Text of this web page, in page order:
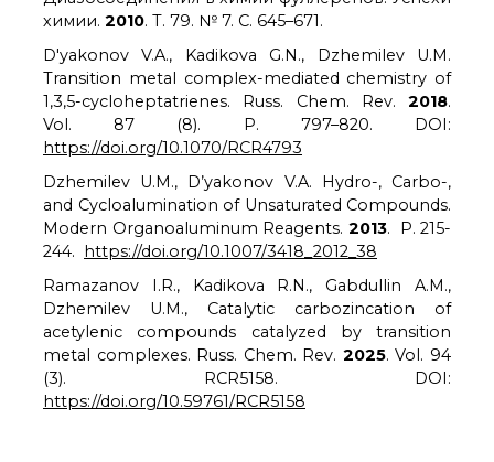
химии. 2010. Т. 79. № 7. С. 645–671.
D'yakonov V.A., Kadikova G.N., Dzhemilev U.M.
Transition metal complex-mediated chemistry of
1,3,5-cycloheptatrienes. Russ. Chem. Rev. 2018.
Vol. 87 (8). P. 797–820. DOI:
https://doi.org/10.1070/RCR4793
Dzhemilev U.M., D’yakonov V.A. Hydro-, Carbo-,
and Cycloalumination of Unsaturated Compounds.
Modern Organoaluminum Reagents. 2013. P. 215-
244. https://doi.org/10.1007/3418_2012_38
Ramazanov I.R., Kadikova R.N., Gabdullin A.M.,
Dzhemilev U.M., Catalytic carbozincation of
acetylenic compounds catalyzed by transition
metal complexes. Russ. Chem. Rev. 2025. Vol. 94
(3). RCR5158. DOI:
https://doi.org/10.59761/RCR5158